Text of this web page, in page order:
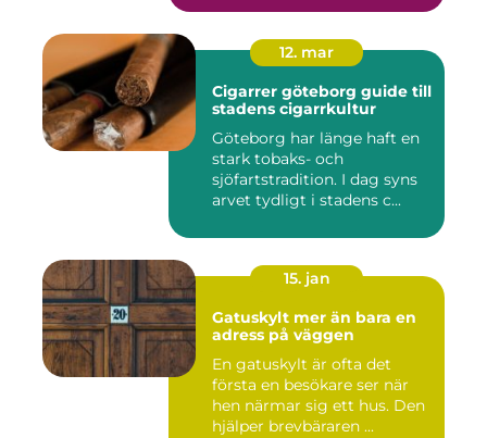
12. mar
Cigarrer göteborg guide till
stadens cigarrkultur
Göteborg har länge haft en
stark tobaks- och
sjöfartstradition. I dag syns
arvet tydligt i stadens c...
15. jan
Gatuskylt mer än bara en
adress på väggen
En gatuskylt är ofta det
första en besökare ser när
hen närmar sig ett hus. Den
hjälper brevbäraren ...